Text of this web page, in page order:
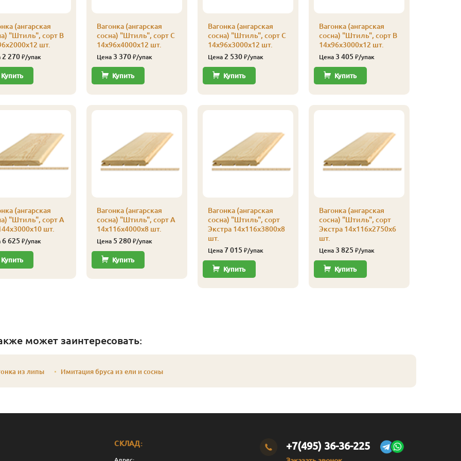
(ангарская
"Штиль", сорт В
шт.
2 270₽/упак
Купить
(ангарская
"Штиль", сорт А
шт.
6 625 ₽/упак
Купить
Вагонка (ангарская
сосна) "Штиль", сорт С
14х96х4000х12 шт.
Цена 3 370₽/упак
Купить
Вагонка (ангарская
сосна) "Штиль", сорт А
14х116х4000х8 шт.
Цена 5 280₽/упак
Купить
Вагонка (ангарская
сосна) "Штиль", сорт С
14х96х3000х12 шт.
Цена 2 530₽/упак
Купить
Вагонка (ангарская
сосна) "Штиль", сорт
Экстра 14х116х3800х8
шт.
Цена 7 015 ₽/упак
Купить
Вагонка (ангарская
сосна) "Штиль", сорт В
14х96х3000х12 шт.
Цена 3 405 ₽/упак
Купить
Вагонка (ангарская
сосна) "Штиль", сорт
Экстра 14х116х2750х6
шт.
Цена 3 825 ₽/упак
Купить
может заинтересовать:
из липы Имитация бруса из ели и сосны
СКЛАД:
Адрес:
+7(495) 36-36-225